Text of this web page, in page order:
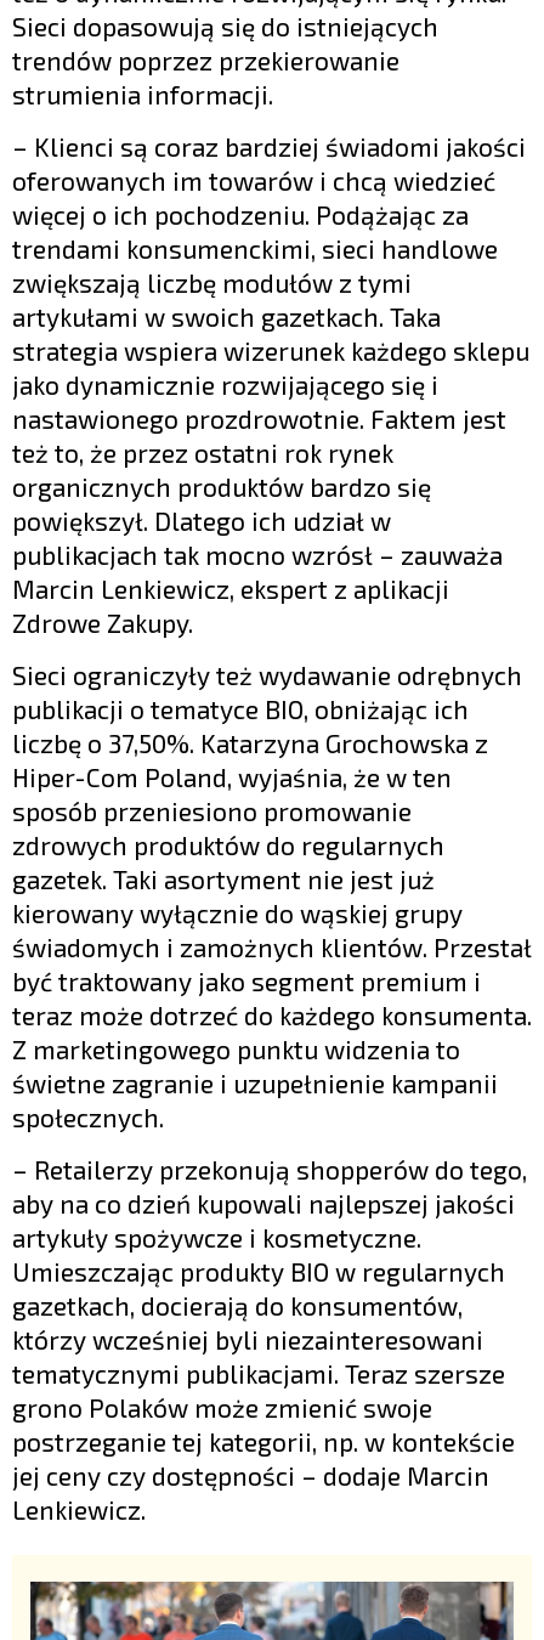
Sieci dopasowują się do istniejących
trendów poprzez przekierowanie
strumienia informacji.
– Klienci są coraz bardziej świadomi jakości
oferowanych im towarów i chcą wiedzieć
więcej o ich pochodzeniu. Podążając za
trendami konsumenckimi, sieci handlowe
zwiększają liczbę modułów z tymi
artykułami w swoich gazetkach. Taka
strategia wspiera wizerunek każdego sklepu
jako dynamicznie rozwijającego się i
nastawionego prozdrowotnie. Faktem jest
też to, że przez ostatni rok rynek
organicznych produktów bardzo się
powiększył. Dlatego ich udział w
publikacjach tak mocno wzrósł – zauważa
Marcin Lenkiewicz, ekspert z aplikacji
Zdrowe Zakupy.
Sieci ograniczyły też wydawanie odrębnych
publikacji o tematyce BIO, obniżając ich
liczbę o 37,50%. Katarzyna Grochowska z
Hiper-Com Poland, wyjaśnia, że w ten
sposób przeniesiono promowanie
zdrowych produktów do regularnych
gazetek. Taki asortyment nie jest już
kierowany wyłącznie do wąskiej grupy
świadomych i zamożnych klientów. Przestał
być traktowany jako segment premium i
teraz może dotrzeć do każdego konsumenta.
Z marketingowego punktu widzenia to
świetne zagranie i uzupełnienie kampanii
społecznych.
– Retailerzy przekonują shopperów do tego,
aby na co dzień kupowali najlepszej jakości
artykuły spożywcze i kosmetyczne.
Umieszczając produkty BIO w regularnych
gazetkach, docierają do konsumentów,
którzy wcześniej byli niezainteresowani
tematycznymi publikacjami. Teraz szersze
grono Polaków może zmienić swoje
postrzeganie tej kategorii, np. w kontekście
jej ceny czy dostępności – dodaje Marcin
Lenkiewicz.